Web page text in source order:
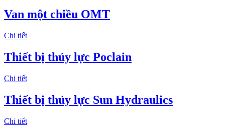
Van một chiều OMT
Chi tiết
Thiết bị thủy lực Poclain
Chi tiết
Thiết bị thủy lực Sun Hydraulics
Chi tiết